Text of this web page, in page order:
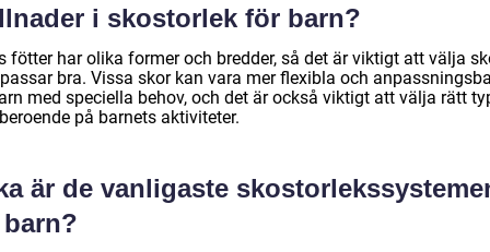
i skostorlek för barn?
fötter har olika former och bredder, så det är viktigt att välja
bra. Vissa skor kan vara mer flexibla och
med speciella behov, och det är också viktigt att välja rätt
på barnets aktiviteter.
är de vanligaste